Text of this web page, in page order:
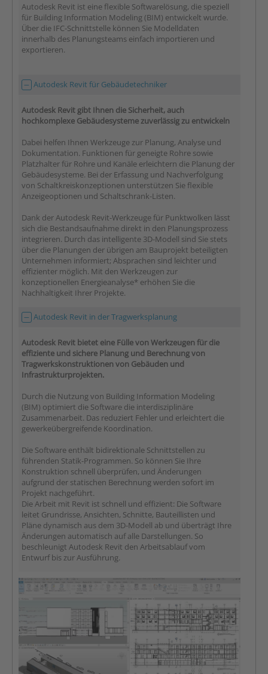
Autodesk Revit ist eine flexible Softwarelösung, die speziell
für Building Information Modeling (BIM) entwickelt wurde.
Über die IFC-Schnittstelle können Sie Modelldaten
innerhalb des Planungsteams einfach importieren und
exportieren.
Autodesk Revit für Gebäudetechniker
Autodesk Revit gibt Ihnen die Sicherheit, auch
hochkomplexe Gebäudesysteme zuverlässig zu entwickeln
Dabei helfen Ihnen Werkzeuge zur Planung, Analyse und
Dokumentation. Funktionen für geneigte Rohre sowie
Platzhalter für Rohre und Kanäle erleichtern die Planung der
Gebäudesysteme. Bei der Erfassung und Nachverfolgung
von Schaltkreiskonzeptionen unterstützen Sie flexible
Anzeigeoptionen und Schaltschrank-Listen.
Dank der Autodesk Revit-Werkzeuge für Punktwolken lässt
sich die Bestandsaufnahme direkt in den Planungsprozess
integrieren. Durch das intelligente 3D-Modell sind Sie stets
über die Planungen der übrigen am Bauprojekt beteiligten
Unternehmen informiert; Absprachen sind leichter und
effizienter möglich. Mit den Werkzeugen zur
konzeptionellen Energieanalyse* erhöhen Sie die
Nachhaltigkeit Ihrer Projekte.
Autodesk Revit in der Tragwerksplanung
Autodesk Revit bietet eine Fülle von Werkzeugen für die
effiziente und sichere Planung und Berechnung von
Tragwerkskonstruktionen von Gebäuden und
Infrastrukturprojekten.
Durch die Nutzung von Building Information Modeling
(BIM) optimiert die Software die interdisziplinäre
Zusammenarbeit. Das reduziert Fehler und erleichtert die
gewerkeübergreifende Koordination.
Die Software enthält bidirektionale Schnittstellen zu
führenden Statik-Programmen. So können Sie Ihre
Konstruktion schnell überprüfen, und Änderungen
aufgrund der statischen Berechnung werden sofort im
Projekt nachgeführt.
Die Arbeit mit Revit ist schnell und effizient: Die Software
leitet Grundrisse, Ansichten, Schnitte, Bauteillisten und
Pläne dynamisch aus dem 3D-Modell ab und überträgt Ihre
Änderungen automatisch auf alle Darstellungen. So
beschleunigt Autodesk Revit den Arbeitsablauf vom
Entwurf bis zur Ausführung.